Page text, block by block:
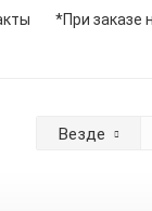
*При заказе
Везде